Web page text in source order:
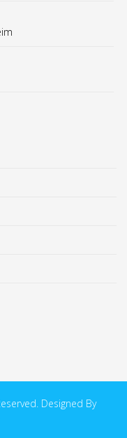
Designed By